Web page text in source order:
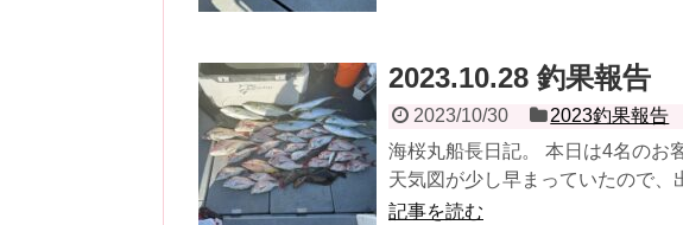
2023.10.28 釣果報告
2023/10/30
2023釣果報告
海桜丸船長日記。 本日は4名のお
天気図が少し早まっていたので、
記事を読む